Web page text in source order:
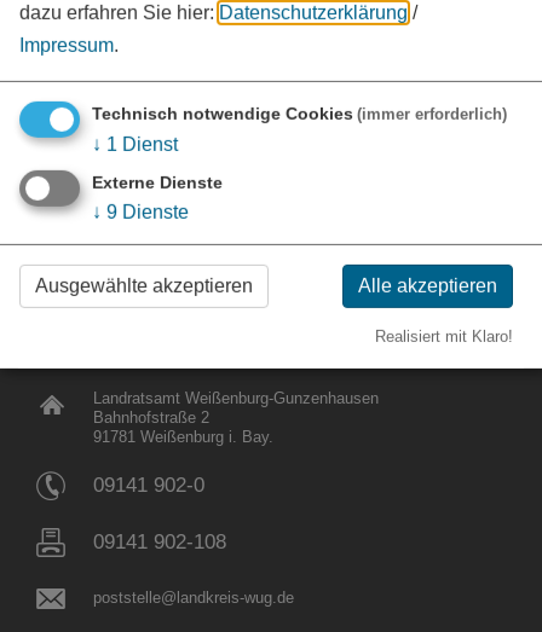
Landratsamt Weißenburg-Gunzenhausen
Bahnhofstraße 2
91781 Weißenburg i. Bay.
09141 902-0
09141 902-108
poststelle@landkreis-wug.de
dazu erfahren Sie hier: Datenschutzerklärung /
Impressum.
Technisch notwendige Cookies (immer erforderlich)
↓ 1 Dienst
Externe Dienste
↓ 9 Dienste
Ausgewählte akzeptieren Alle akzeptieren
Realisiert mit Klaro!